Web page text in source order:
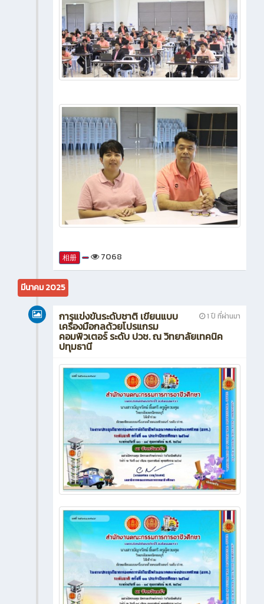
相册 7068
มีนาคม 2025
1 ปี ที่ผ่านมา
การแข่งขันระดับชาติ เขียนแบบ
เครื่องมือกลด้วยโปรแกรม
คอมพิวเตอร์ ระดับ ปวช. ณ วิทยาลัยเทคนิค
ปทุมธานี